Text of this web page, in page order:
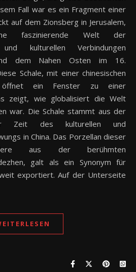
Fall war es ein Fragment einer
auf dem Zionsberg in Jerusalem,
faszinierende Welt der
und kulturellen Verbindungen
dem Nahen Osten im 16.
Schale, mit einer chinesischen
öffnet ein Fenster zu einer
zeigt, wie globalisiert die Welt
war. Die Schale stammt aus der
Zeit des kulturellen und
in China. Das Porzellan dieser
aus der berühmten
galt als ein Synonym für
exportiert. Auf der Unterseite